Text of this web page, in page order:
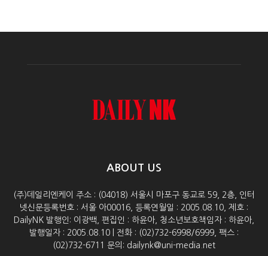
ABOUT US
(주)데일리엔케이 주소 : (04018) 서울시 마포구 동교로 59, 2층, 인터
넷신문등록번호 : 서울 아00016, 등록연월일 : 2005.08.10, 제호 :
DailyNK 발행인: 이광백, 편집인 : 하윤아, 청소년보호책임자 : 하윤아,
발행일자 : 2005.08.10 | 전화 : (02)732-6998/6999, 팩스 :
(02)732-6711 문의: dailynk@uni-media.net